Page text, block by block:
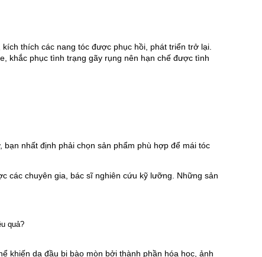
thích các nang tóc được phục hồi, phát triển trở lại.
khắc phục tình trạng gãy rụng nên hạn chế được tình
nhất định phải chọn sản phẩm phù hợp để mái tóc
các chuyên gia, bác sĩ nghiên cứu kỹ lưỡng. Những sản
khiến da đầu bị bào mòn bởi thành phần hóa học, ảnh